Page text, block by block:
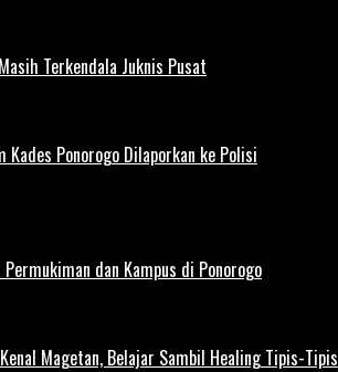
Terkendala Juknis Pusat
Kades Ponorogo Dilaporkan ke Polisi
dan Kampus di Ponorogo
Magetan, Belajar Sambil Healing Tipis-Tipis